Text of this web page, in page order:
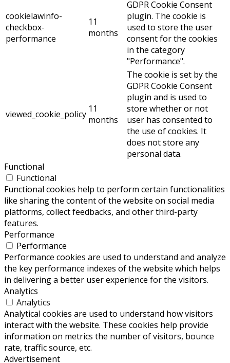
cookielawinfo-
checkbox-
performance
11
months
GDPR Cookie Consent
plugin. The cookie is
used to store the user
consent for the cookies
in the category
"Performance".
viewed_cookie_policy 11
months
The cookie is set by the
GDPR Cookie Consent
plugin and is used to
store whether or not
user has consented to
the use of cookies. It
does not store any
personal data.
Functional
Functional
Functional cookies help to perform certain functionalities
like sharing the content of the website on social media
platforms, collect feedbacks, and other third-party
features.
Performance
Performance
Performance cookies are used to understand and analyze
the key performance indexes of the website which helps
in delivering a better user experience for the visitors.
Analytics
Analytics
Analytical cookies are used to understand how visitors
interact with the website. These cookies help provide
information on metrics the number of visitors, bounce
rate, traffic source, etc.
Advertisement